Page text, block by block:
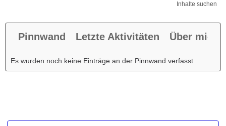
Inhalte suchen
Pinnwand Letzte Aktivitäten Über mich
Es wurden noch keine Einträge an der Pinnwand verfasst.